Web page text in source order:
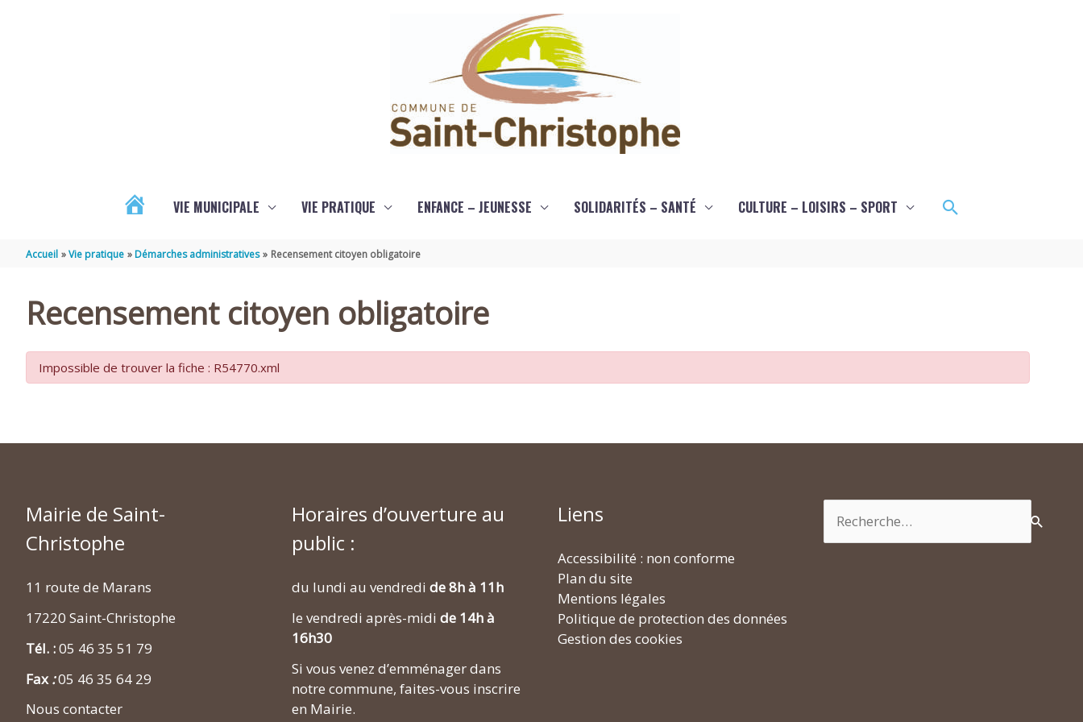
VIE MUNICIPALE VIE PRATIQUE ENFANCE – JEUNESSE SOLIDARITÉS – SANTÉ CULTURE – LOISIRS – SPORT Rechercher
Accueil Vie pratique Démarches administratives Recensement citoyen obligatoire
Recensement citoyen obligatoire
Impossible de trouver la fiche : R54770.xml
Mairie de Saint-
Christophe
11 route de Marans
17220 Saint-Christophe
Tél. :05 46 35 51 79
Fax :05 46 35 64 29
Nous contacter
Horaires d’ouverture au
public :
du lundi au vendredi de 8h à 11h
le vendredi après-midi de 14h à
16h30
Si vous venez d’emménager dans
notre commune, faites-vous inscrire
en Mairie.
Liens
Accessibilité : non conforme
Plan du site
Mentions légales
Politique de protection des données
Gestion des cookies